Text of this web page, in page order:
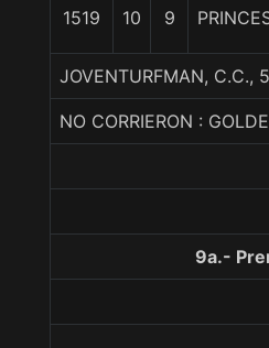
1519 10 9
JOVENTURFMAN, C.C.,
NO CORRIERON :
9a.-